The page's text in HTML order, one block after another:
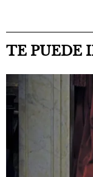
TE PUEDE